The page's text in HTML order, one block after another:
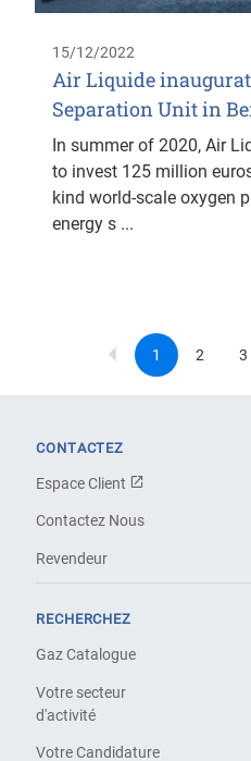
15/12/2022
Air Liquide
Separation Unit in
In summer of 2020, Air
to invest 125 million
kind world-scale oxygen
energy s ...
Current
page
1 Page
2 3
CONTACTEZ
Espace Client
Contactez Nous
Revendeur
RECHERCHEZ
Gaz Catalogue
Votre secteur
d'activité
Votre Candidature